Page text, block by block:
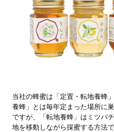
当社の蜂蜜は「定置・転地養蜂
養蜂」とは毎年定まった場所に
ですが、「転地養蜂」はミツバ
地を移動しながら採蜜する方法